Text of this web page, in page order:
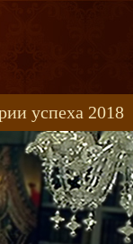
успеха 2018